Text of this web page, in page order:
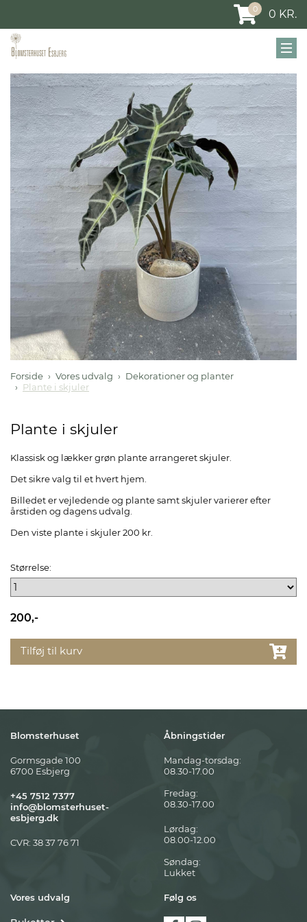
0 0 KR.
Forside Vores udvalg
Dekorationer og planter
Plante i skjuler
Plante i skjuler
Klassisk og lækker grøn plante arrangeret skjuler.
Det sikre valg til et hvert hjem.
Billedet er vejledende og plante samt skjuler varierer efter
årstiden og dagens udvalg.
Den viste plante i skjuler 200 kr.
Størrelse:
200,-
Tilføj til kurv
Blomsterhuset
Gormsgade 100
6700 Esbjerg
+45 7512 7377
info@blomsterhuset-
esbjerg.dk
CVR: 38 37 76 71
Åbningstider
Mandag-torsdag:
08.30-17.00
Fredag:
08.30-17.00
Lørdag:
08.00-12.00
Søndag:
Lukket
Vores udvalg Følg os